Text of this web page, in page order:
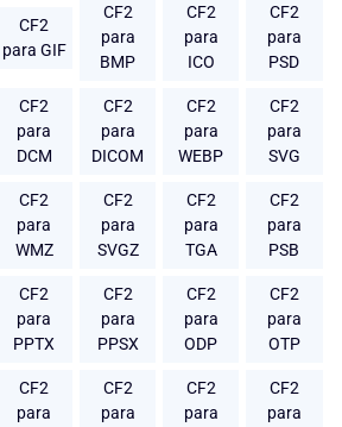
CF2
para GIF
CF2
para
BMP
CF2
para
ICO
CF2
para
PSD
CF2
para
DCM
CF2
para
DICOM
CF2
para
WEBP
CF2
para
SVG
CF2
para
WMZ
CF2
para
SVGZ
CF2
para
TGA
CF2
para
PSB
CF2
para
PPTX
CF2
para
PPSX
CF2
para
ODP
CF2
para
OTP
CF2
para
CF2
para
CF2
para
CF2
para